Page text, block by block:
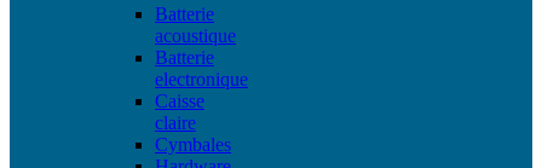
Batterie
acoustique
Batterie
electronique
Caisse
claire
Cymbales